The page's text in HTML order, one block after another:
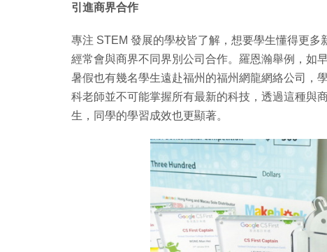
引進商界合作
專注 STEM 發展的學校皆了解，想要學生懂得更
經常會與商界不同界別公司合作。羅恩瀚舉例，如
暑假也有幾名學生遠赴福州的福州網龍網絡公司，
科老師並不可能掌握所有最新的科技，透過這種與
生，同學的學習成效也更顯著。